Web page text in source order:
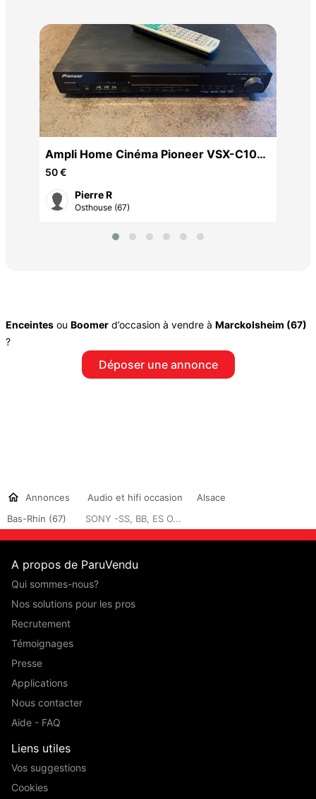
Ampli Home Cinéma Pioneer VSX-C100-
K
50 €
Pierre R
Osthouse (67)
Enceintes ou Boomer d’occasion à vendre à Marckolsheim (67)
?
Déposer une annonce
Annonces Audio et hifi occasion
Alsace
Bas-Rhin (67)
SONY -SS, BB, ES O...
A propos de ParuVendu
Qui sommes-nous?
Nos solutions pour les pros
Recrutement
Témoignages
Presse
Applications
Nous contacter
Aide - FAQ
Liens utiles
Vos suggestions
Cookies